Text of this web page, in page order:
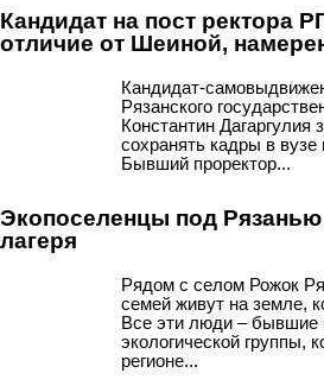
Кандидат на пост ректора
отличие от Шеиной,
Кандидат-
Рязанского
Константин Дагаргулия
сохранять кадры в вузе
Бывший проректор...
Экопоселенцы под
лагеря
Рядом с селом Рожок
семей живут на земле,
Все эти люди –
экологической группы,
регионе...